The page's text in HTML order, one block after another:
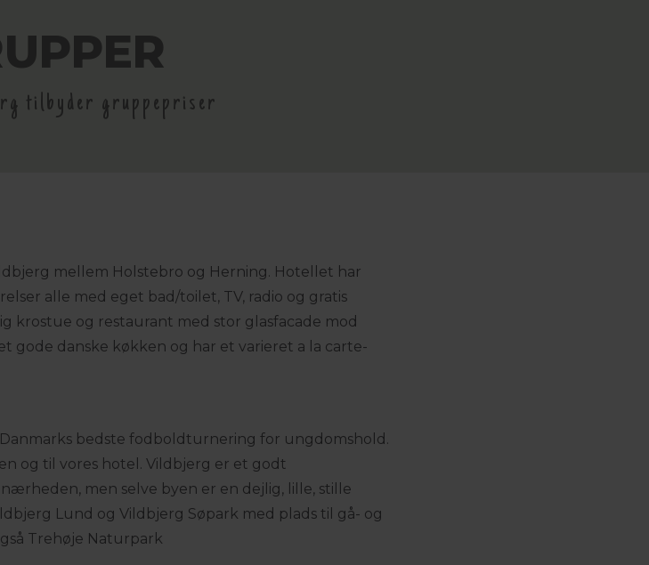
tilbyder gruppepriser
mellem Holstebro og Herning. Hotellet har
alle med eget bad/toilet, TV, radio og gratis
krostue og restaurant med stor glasfacade mod
danske køkken og har et varieret a la carte-
bedste fodboldturnering for ungdomshold.
og til vores hotel. Vildbjerg er et godt
men selve byen er en dejlig, lille, stille
Lund og Vildbjerg Søpark med plads til gå- og
Trehøje Naturpark